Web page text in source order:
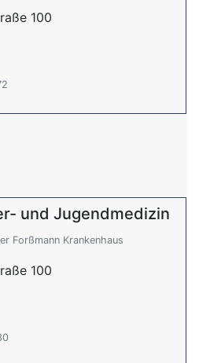
100
und Jugendmedizin
Forßmann Krankenhaus
100